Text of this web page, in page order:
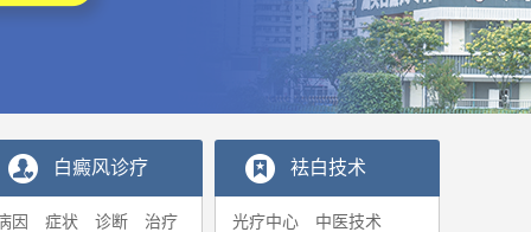
白癜风诊疗
因 症状 诊断 治疗
袪白技术
光疗中心
中医技术